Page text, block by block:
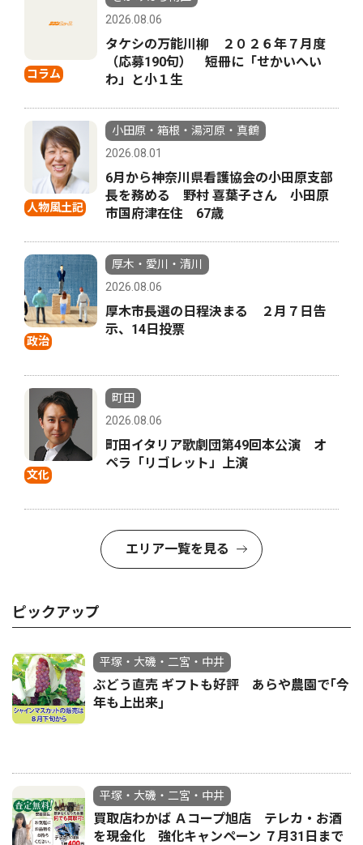
コラム
2026.08.06
タケシの万能川柳 ２０２６年７月度
（応募190句） 短冊に「せかいへい
わ」と小１生
人物風土記
小田原・箱根・湯河原・真鶴
2026.08.01
6月から神奈川県看護協会の小田原支部
長を務める 野村 喜葉子さん 小田原
市国府津在住 67歳
政治
厚木・愛川・清川
2026.08.06
厚木市長選の日程決まる ２月７日告
示、14日投票
文化
町田
2026.08.06
町田イタリア歌劇団第49回本公演 オ
ペラ「リゴレット」上演
エリア一覧を見る
ピックアップ
平塚・大磯・二宮・中井
ぶどう直売 ギフトも好評 あらや農園で｢今
年も上出来｣
平塚・大磯・二宮・中井
買取店わかば Ａコープ旭店 テレカ・お酒
を現金化 強化キャンペーン ７月31日まで